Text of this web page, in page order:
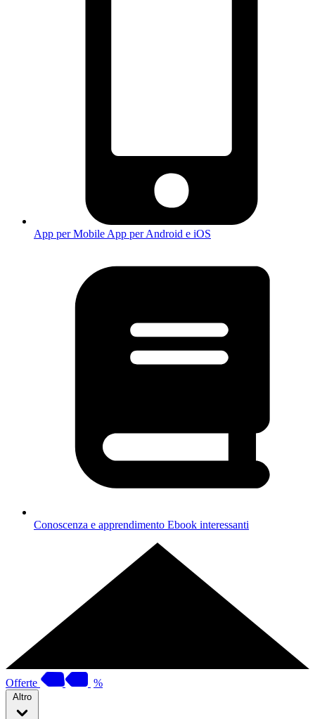
App per Mobile App per Android e iOS
Conoscenza e apprendimento Ebook interessanti
Offerte %
Altro